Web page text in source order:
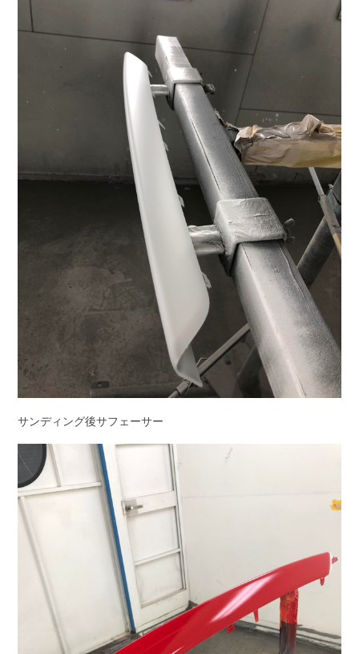
サンディング後サフェーサー